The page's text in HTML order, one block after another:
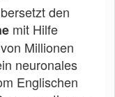
den
mit Hilfe
Millionen
neuronales
Englischen